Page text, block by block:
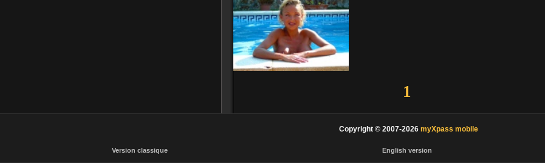
1
Copyright © 2007-2026 myXpass mobile
Version classique English version